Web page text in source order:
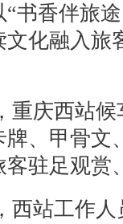
书香伴旅
化融入旅
重庆西站
牌、甲骨文
客驻足观赏
西站工作